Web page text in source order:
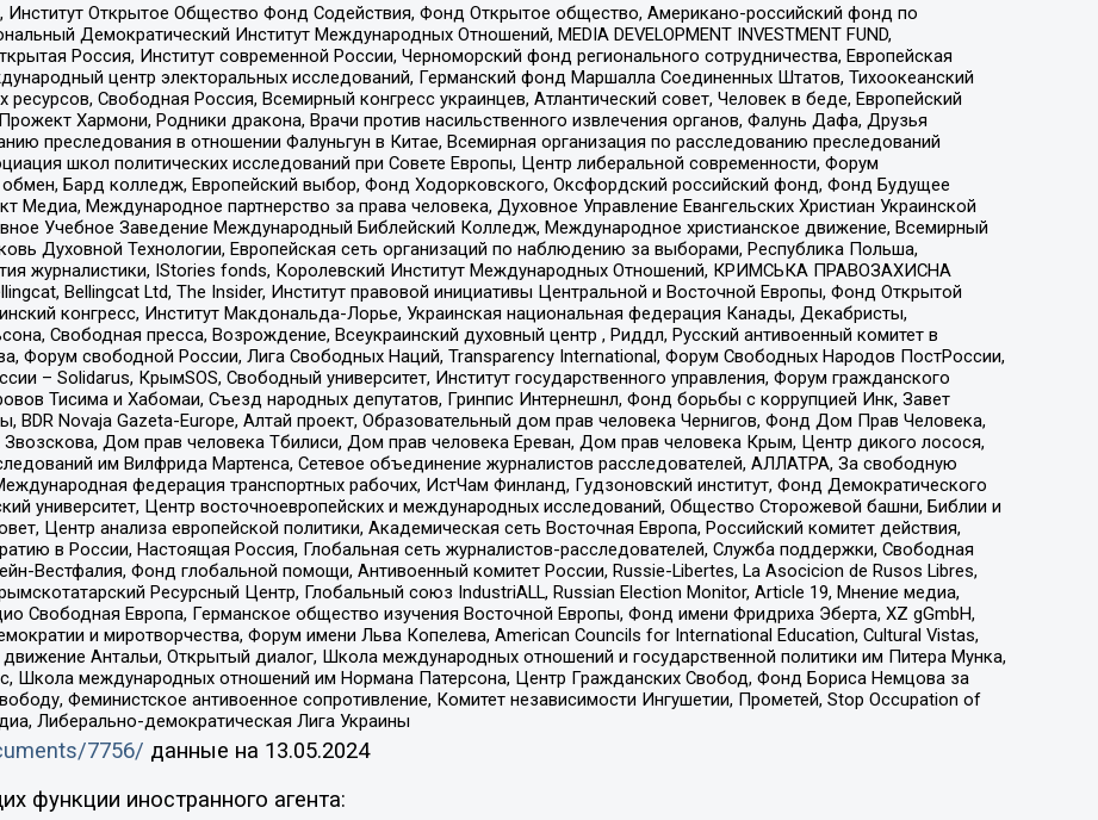
Открытое Общество Фонд Содействия, Фонд Открытое общество, Американо-российский фонд по
Демократический Институт Международных Отношений, MEDIA DEVELOPMENT INVESTMENT FUND,
Россия, Институт современной России, Черноморский фонд регионального сотрудничества, Европейская
центр электоральных исследований, Германский фонд Маршалла Соединенных Штатов, Тихоокеанский
Свободная Россия, Всемирный конгресс украинцев, Атлантический совет, Человек в беде, Европейский
Хармони, Родники дракона, Врачи против насильственного извлечения органов, Фалунь Дафа, Друзья
преследования в отношении Фалуньгун в Китае, Всемирная организация по расследованию преследований
школ политических исследований при Совете Европы, Центр либеральной современности, Форум
Бард колледж, Европейский выбор, Фонд Ходорковского, Оксфордский российский фонд, Фонд Будущее
Международное партнерство за права человека, Духовное Управление Евангельских Христиан Украинской
Учебное Заведение Международный Библейский Колледж, Международное христианское движение, Всемирный
Духовной Технологии, Европейская сеть организаций по наблюдению за выборами, Республика Польша,
журналистики, IStories fonds, Королевский Институт Международных Отношений, КРИМСЬКА ПРАВОЗАХИСНА
Bellingcat Ltd, The Insider, Институт правовой инициативы Центральной и Восточной Европы, Фонд Открытой
конгресс, Институт Макдональда-Лорье, Украинская национальная федерация Канады, Декабристы,
Свободная пресса, Возрождение, Всеукраинский духовный центр , Риддл, Русский антивоенный комитет в
Форум свободной России, Лига Свободных Наций, Transparеncy International, Форум Свободных Народов ПостРоссии,
– Solidarus, КрымSOS, Свободный университет, Институт государственного управления, Форум гражданского
Тисима и Хабомаи, Съезд народных депутатов, Гринпис Интернешнл, Фонд борьбы с коррупцией Инк, Завет
BDR Novaja Gazeta-Europe, Алтай проект, Образовательный дом прав человека Чернигов, Фонд Дом Прав Человека,
Дом прав человека Тбилиси, Дом прав человека Ереван, Дом прав человека Крым, Центр дикого лосося,
им Вилфрида Мартенса, Сетевое объединение журналистов расследователей, АЛЛАТРА, За свободную
федерация транспортных рабочих, ИстЧам Финланд, Гудзоновский институт, Фонд Демократического
университет, Центр восточноевропейских и международных исследований, Общество Сторожевой башни, Библии и
Центр анализа европейской политики, Академическая сеть Восточная Европа, Российский комитет действия,
в России, Настоящая Россия, Глобальная сеть журналистов-расследователей, Служба поддержки, Свободная
Вестфалия, Фонд глобальной помощи, Антивоенный комитет России, Russie-Libertes, La Asocicion de Rusos Libres,
Ресурсный Центр, Глобальный союз IndustriALL, Russian Election Monitor, Article 19, Мнение медиа,
Свободная Европа, Германское общество изучения Восточной Европы, Фонд имени Фридриха Эберта, XZ gGmbH,
и миротворчества, Форум имени Льва Копелева, American Councils for International Education, Cultural Vistas,
Антальи, Открытый диалог, Школа международных отношений и государственной политики им Питера Мунка,
Школа международных отношений им Нормана Патерсона, Центр Гражданских Свобод, Фонд Бориса Немцова за
Феминистское антивоенное сопротивление, Комитет независимости Ингушетии, Прометей, Stop Occupation of
Либерально-демократическая Лига Украины
7756/ данные на 13.05.2024
функции иностранного агента: